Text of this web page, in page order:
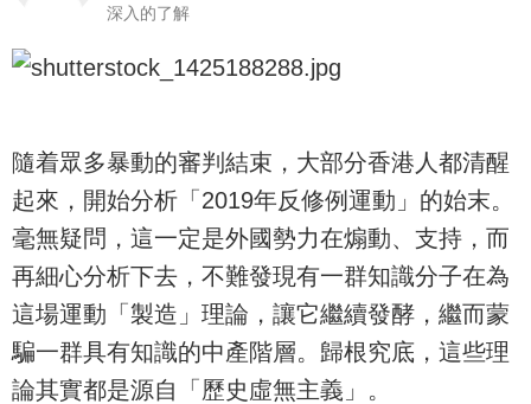
深入的了解
隨着眾多暴動的審判結束，大部分香港人都清醒
起來，開始分析「2019年反修例運動」的始末。
毫無疑問，這一定是外國勢力在煽動、支持，而
再細心分析下去，不難發現有一群知識分子在為
這場運動「製造」理論，讓它繼續發酵，繼而蒙
騙一群具有知識的中產階層。歸根究底，這些理
論其實都是源自「歷史虛無主義」。